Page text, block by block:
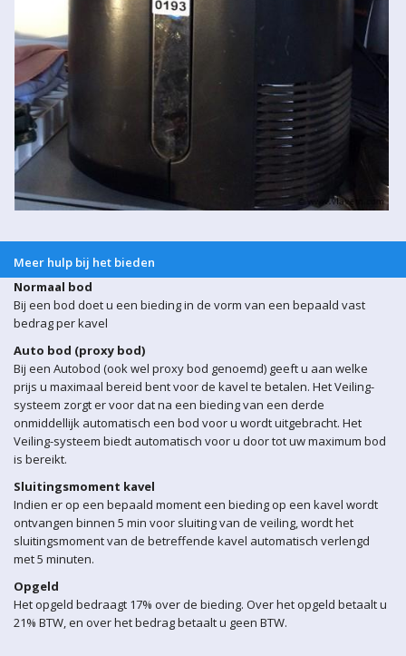
Meer hulp bij het bieden
Normaal bod
Bij een bod doet u een bieding in de vorm van een bepaald vast
bedrag per kavel
Auto bod (proxy bod)
Bij een Autobod (ook wel proxy bod genoemd) geeft u aan welke
prijs u maximaal bereid bent voor de kavel te betalen. Het Veiling-
systeem zorgt er voor dat na een bieding van een derde
onmiddellijk automatisch een bod voor u wordt uitgebracht. Het
Veiling-systeem biedt automatisch voor u door tot uw maximum bod
is bereikt.
Sluitingsmoment kavel
Indien er op een bepaald moment een bieding op een kavel wordt
ontvangen binnen 5 min voor sluiting van de veiling, wordt het
sluitingsmoment van de betreffende kavel automatisch verlengd
met 5 minuten.
Opgeld
Het opgeld bedraagt 17% over de bieding. Over het opgeld betaalt u
21% BTW, en over het bedrag betaalt u geen BTW.